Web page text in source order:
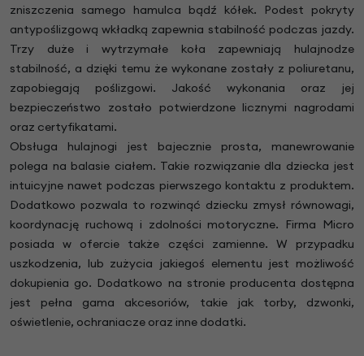
zniszczenia samego hamulca bądź kółek. Podest pokryty
antypoślizgową wkładką zapewnia stabilność podczas jazdy.
Trzy duże i wytrzymałe koła zapewniają hulajnodze
stabilność, a dzięki temu że wykonane zostały z poliuretanu,
zapobiegają poślizgowi. Jakość wykonania oraz jej
bezpieczeństwo zostało potwierdzone licznymi nagrodami
oraz certyfikatami.
Obsługa hulajnogi jest bajecznie prosta, manewrowanie
polega na balasie ciałem. Takie rozwiązanie dla dziecka jest
intuicyjne nawet podczas pierwszego kontaktu z produktem.
Dodatkowo pozwala to rozwinąć dziecku zmysł równowagi,
koordynację ruchową i zdolności motoryczne. Firma Micro
posiada w ofercie także części zamienne. W przypadku
uszkodzenia, lub zużycia jakiegoś elementu jest możliwość
dokupienia go. Dodatkowo na stronie producenta dostępna
jest pełna gama akcesoriów, takie jak torby, dzwonki,
oświetlenie, ochraniacze oraz inne dodatki.